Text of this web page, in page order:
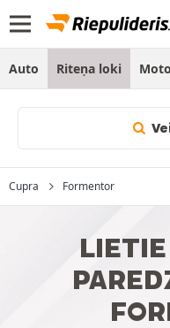
Auto Riteņa loki
Cupra Formentor